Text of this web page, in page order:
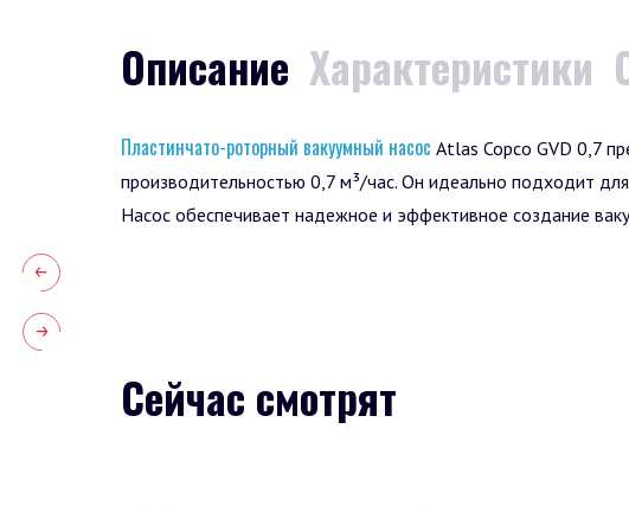
Описание Характеристики
Пластинчато-роторный вакуумный насос Atlas Copco GVD 0,7
производительностью 0,7 м³/час. Он идеально подходит
Насос обеспечивает надежное и эффективное создание
Сейчас смотрят